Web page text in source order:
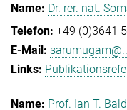
Dr. rer. nat.
+49 (0)3641
Prof. Ian T.